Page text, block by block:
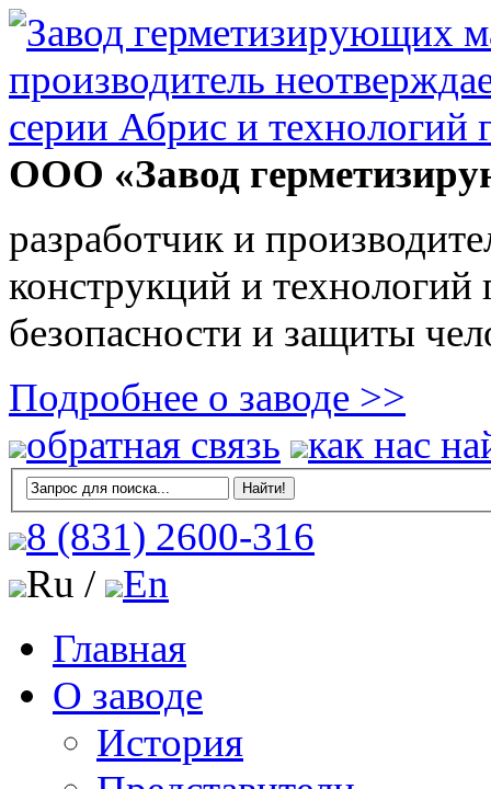
ООО «Завод
разработчик и
конструкций и
безопасности и защиты
Подробнее о заводе >>
обратная связь
как нас
8 (831) 2600-316
Ru /
En
Главная
О заводе
История